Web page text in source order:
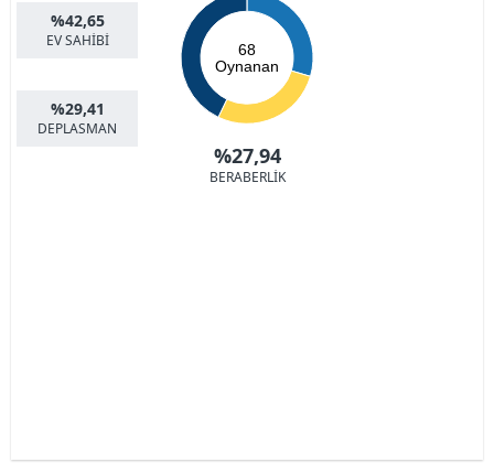
%42,65
EV SAHİBİ
%29,41
DEPLASMAN
68
Oynanan
%27,94
BERABERLİK